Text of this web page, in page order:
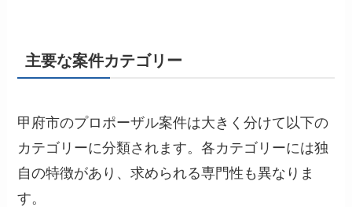
主要な案件カテゴリー
甲府市のプロポーザル案件は大きく分けて以下の
カテゴリーに分類されます。各カテゴリーには独
自の特徴があり、求められる専門性も異なりま
す。